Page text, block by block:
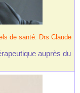
de santé. Drs Claude
auprès du